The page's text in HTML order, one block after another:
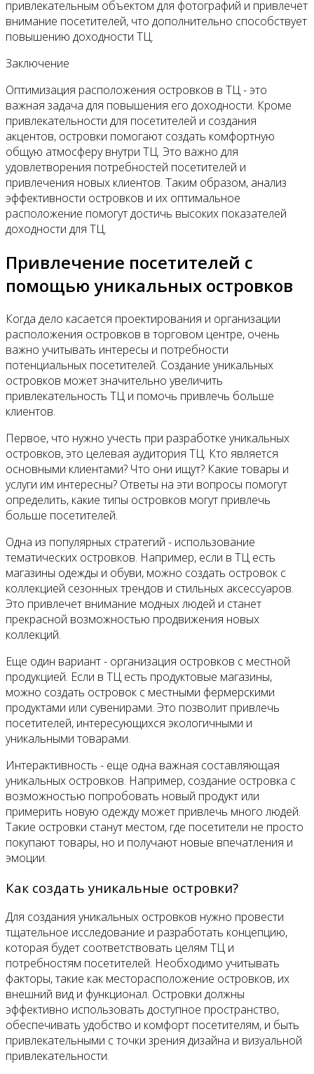
привлекательным объектом для фотографий и привлечет
внимание посетителей, что дополнительно способствует
повышению доходности ТЦ.
Заключение
Оптимизация расположения островков в ТЦ - это
важная задача для повышения его доходности. Кроме
привлекательности для посетителей и создания
акцентов, островки помогают создать комфортную
общую атмосферу внутри ТЦ. Это важно для
удовлетворения потребностей посетителей и
привлечения новых клиентов. Таким образом, анализ
эффективности островков и их оптимальное
расположение помогут достичь высоких показателей
доходности для ТЦ.
Привлечение посетителей с
помощью уникальных островков
Когда дело касается проектирования и организации
расположения островков в торговом центре, очень
важно учитывать интересы и потребности
потенциальных посетителей. Создание уникальных
островков может значительно увеличить
привлекательность ТЦ и помочь привлечь больше
клиентов.
Первое, что нужно учесть при разработке уникальных
островков, это целевая аудитория ТЦ. Кто является
основными клиентами? Что они ищут? Какие товары и
услуги им интересны? Ответы на эти вопросы помогут
определить, какие типы островков могут привлечь
больше посетителей.
Одна из популярных стратегий - использование
тематических островков. Например, если в ТЦ есть
магазины одежды и обуви, можно создать островок с
коллекцией сезонных трендов и стильных аксессуаров.
Это привлечет внимание модных людей и станет
прекрасной возможностью продвижения новых
коллекций.
Еще один вариант - организация островков с местной
продукцией. Если в ТЦ есть продуктовые магазины,
можно создать островок с местными фермерскими
продуктами или сувенирами. Это позволит привлечь
посетителей, интересующихся экологичными и
уникальными товарами.
Интерактивность - еще одна важная составляющая
уникальных островков. Например, создание островка с
возможностью попробовать новый продукт или
примерить новую одежду может привлечь много людей.
Такие островки станут местом, где посетители не просто
покупают товары, но и получают новые впечатления и
эмоции.
Как создать уникальные островки?
Для создания уникальных островков нужно провести
тщательное исследование и разработать концепцию,
которая будет соответствовать целям ТЦ и
потребностям посетителей. Необходимо учитывать
факторы, такие как месторасположение островков, их
внешний вид и функционал. Островки должны
эффективно использовать доступное пространство,
обеспечивать удобство и комфорт посетителям, и быть
привлекательными с точки зрения дизайна и визуальной
привлекательности.